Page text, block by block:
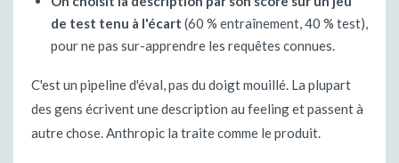
de test tenu à l'écart (60 % entraînement, 40 % test),
pour ne pas sur-apprendre les requêtes connues.
C'est un pipeline d'éval, pas du doigt mouillé. La plupart
des gens écrivent une description au feeling et passent à
autre chose. Anthropic la traite comme le produit.